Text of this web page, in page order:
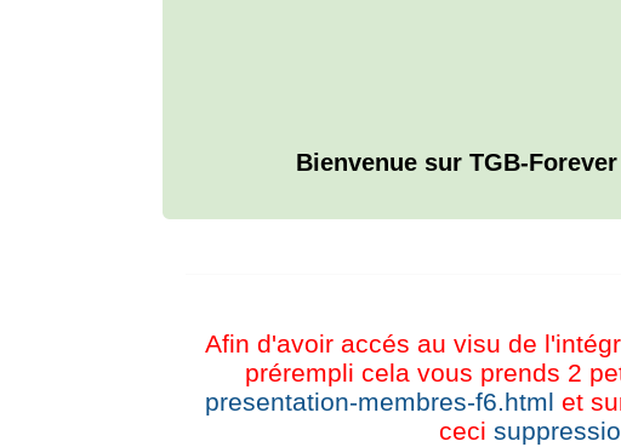
Bienvenue sur TGB-
Afin d'avoir accés au visu de
prérempli cela vous prends 2
presentation-membres-f6.html et
ceci